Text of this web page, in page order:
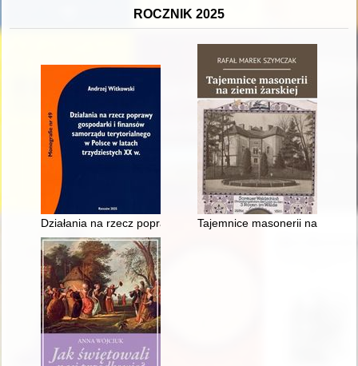
ROCZNIK 2025
Działania na rzecz poprawy gospodarki i finansów
Tajemnice masonerii na ziemi